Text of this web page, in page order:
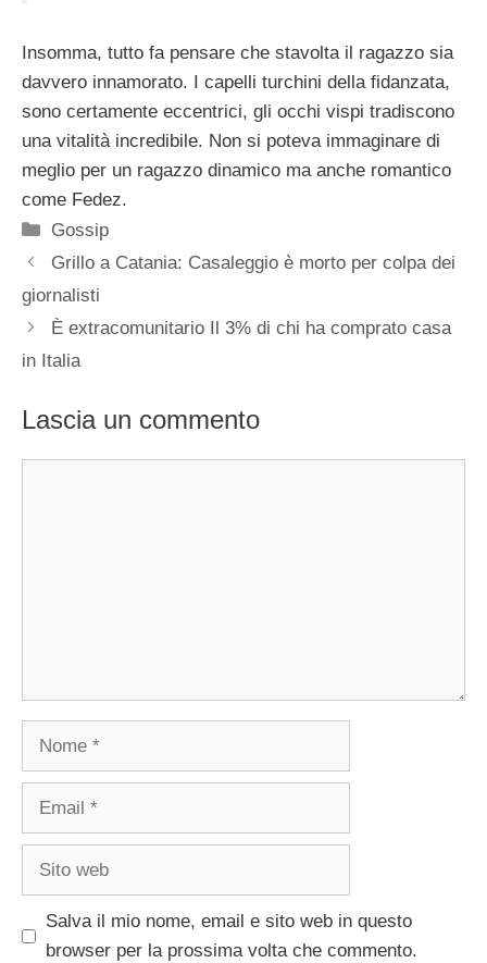
Insomma, tutto fa pensare che stavolta il ragazzo sia
davvero innamorato. I capelli turchini della fidanzata,
sono certamente eccentrici, gli occhi vispi tradiscono
una vitalità incredibile. Non si poteva immaginare di
meglio per un ragazzo dinamico ma anche romantico
come Fedez.
Categorie
Gossip
Grillo a Catania: Casaleggio è morto per colpa dei
giornalisti
È extracomunitario Il 3% di chi ha comprato casa
in Italia
Lascia un commento
Nome
Email
Sito
Salva il mio nome, email e sito web in questo
browser per la prossima volta che commento.